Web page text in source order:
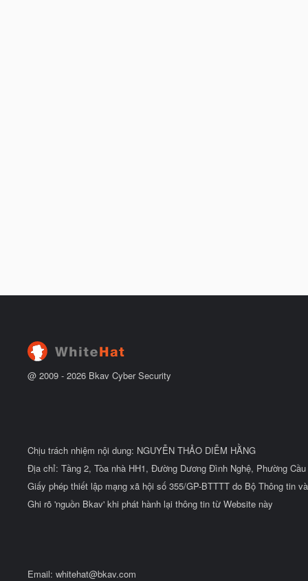
@ 2009 - 2026 Bkav Cyber Security
Chịu trách nhiệm nội dung: NGUYỄN THẢO DIỄM HẰNG
Địa chỉ: Tầng 2, Tòa nhà HH1, Đường Dương Đình Nghệ, Phường
Giấy phép thiết lập mạng xã hội số 355/GP-BTTTT do Bộ Thông tin
Ghi rõ 'nguồn Bkav' khi phát hành lại thông tin từ Website này
Email: whitehat@bkav.com